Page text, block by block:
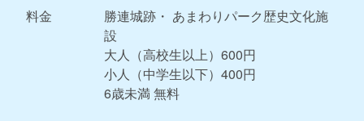
料金
勝連城跡・ あまわりパーク歴史文化施
設
大人（高校生以上）600円
小人（中学生以下）400円
6歳未満 無料